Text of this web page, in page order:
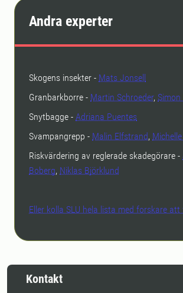
Andra experter
Skogens insekter - Mats Jonsell
Granbarkborre - Martin Schroeder, Simon
Snytbagge - Adriana Puentes
Svampangrepp - Malin Elfstrand,
Riskvärdering av reglerade skadegörare -
Boberg, Niklas Björklund
Eller kolla SLU hela lista med forskare att
Kontakt